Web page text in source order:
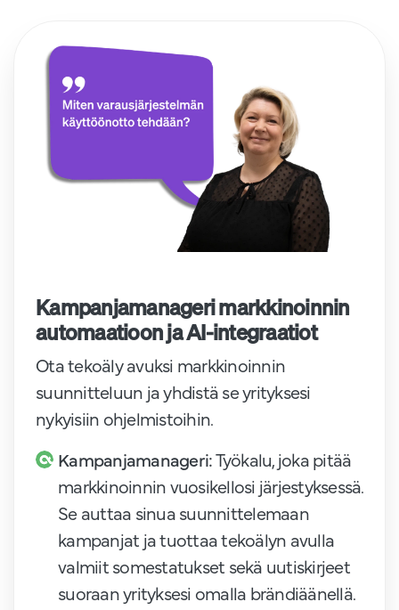
Kampanjamanageri markkinoinnin
automaatioon ja AI-integraatiot
Ota tekoäly avuksi markkinoinnin
suunnitteluun ja yhdistä se yrityksesi
nykyisiin ohjelmistoihin.
Kampanjamanageri:Työkalu, joka pitää
markkinoinnin vuosikellosi järjestyksessä.
Se auttaa sinua suunnittelemaan
kampanjat ja tuottaa tekoälyn avulla
valmiit somestatukset sekä uutiskirjeet
suoraan yrityksesi omalla brändiäänellä.